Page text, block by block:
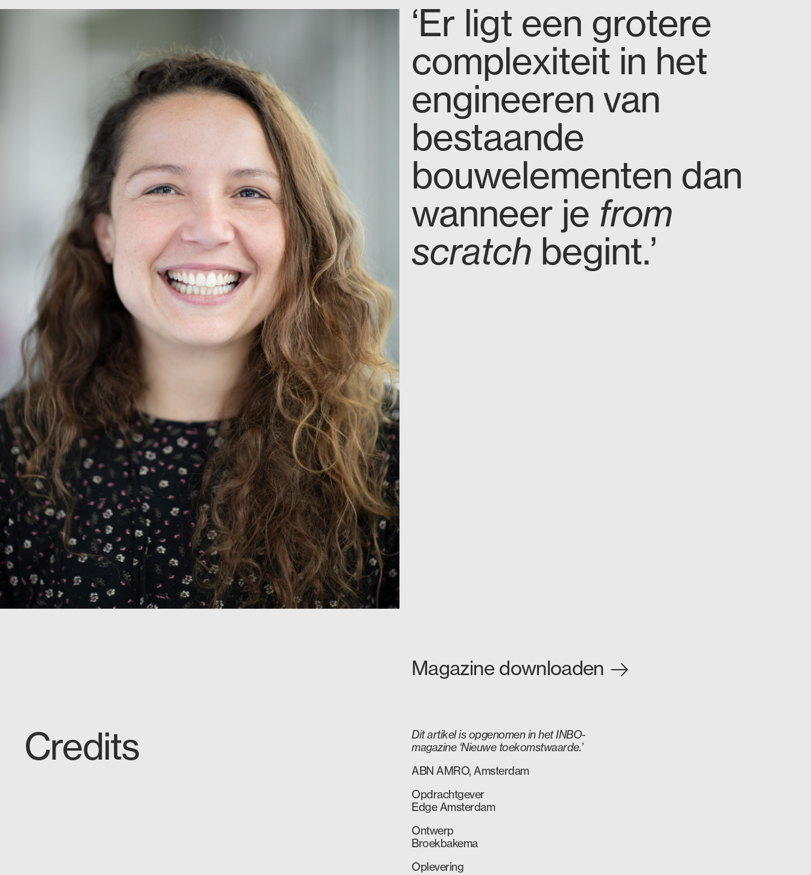
‘Er ligt een grotere
complexiteit in het
engineeren van
bestaande
bouwelementen dan
wanneer je from
scratch begint.’
Magazine downloaden
Credits
Dit artikel is opgenomen in het INBO-
magazine ‘Nieuwe toekomstwaarde.’
ABN AMRO, Amsterdam
Opdrachtgever
Edge Amsterdam
Ontwerp
Broekbakema
Oplevering